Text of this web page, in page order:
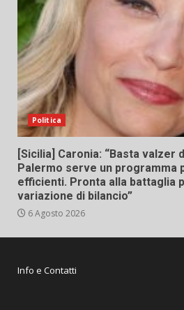
Politica
[Sicilia] Caronia: “Basta valzer
Palermo serve un programma
efficienti. Pronta alla battaglia
variazione di bilancio”
6 Agosto 2026
Info e Contatti